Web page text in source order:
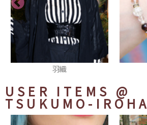
リストバンド
USER ITEMS @
TSUKUMO-IROHA